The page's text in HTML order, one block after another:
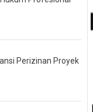
Perizinan Proyek